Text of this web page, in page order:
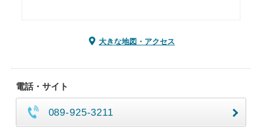
大きな地図・アクセス
電話・サイト
089-925-3211